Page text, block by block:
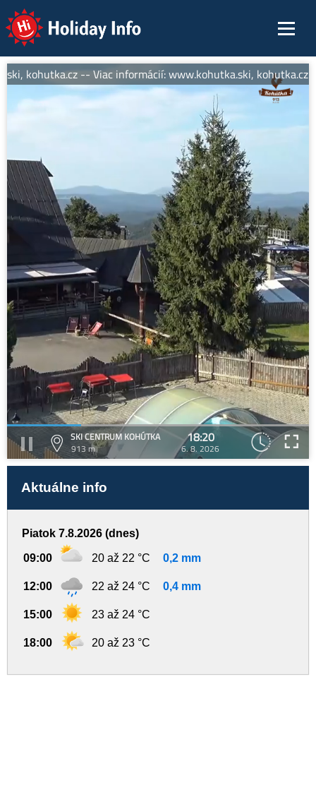
Holiday Info
kohutka.cz -- Viac informácií: www.kohutka.ski, kohutka.cz
SKI CENTRUM KOHÚTKA
913 m
18:20
6. 8. 2026
Aktuálne info
Piatok 7.8.2026 (dnes)
09:00 20 až 22 °C 0,2 mm
12:00 22 až 24 °C 0,4 mm
15:00 23 až 24 °C
18:00 20 až 23 °C